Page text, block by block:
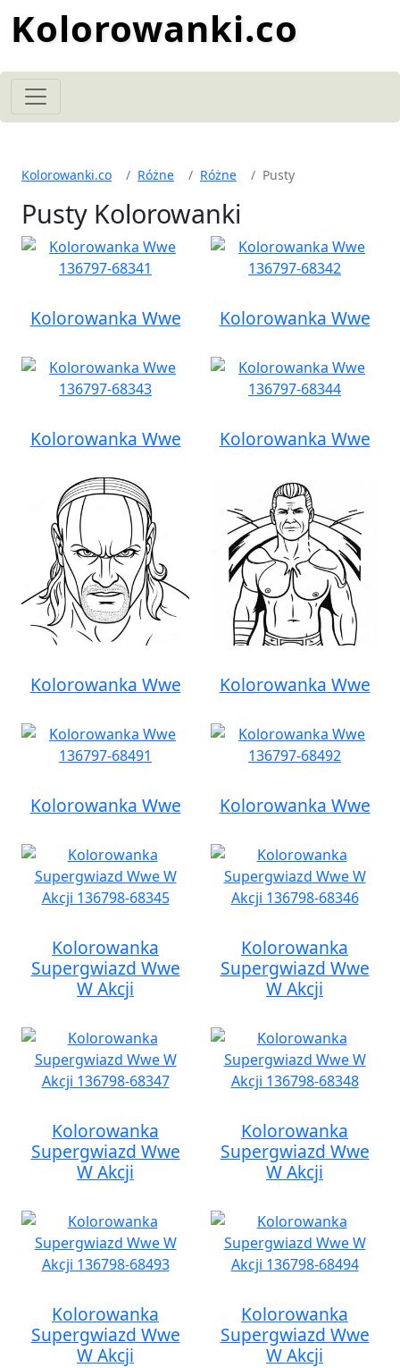
Kolorowanki.co
Kolorowanki.co Różne Różne Pusty
Pusty Kolorowanki
Kolorowanka Wwe Kolorowanka Wwe
Kolorowanka Wwe Kolorowanka Wwe
Kolorowanka Wwe Kolorowanka Wwe
Kolorowanka Wwe Kolorowanka Wwe
Kolorowanka
Supergwiazd Wwe
W Akcji
Kolorowanka
Supergwiazd Wwe
W Akcji
Kolorowanka
Supergwiazd Wwe
W Akcji
Kolorowanka
Supergwiazd Wwe
W Akcji
Kolorowanka
Supergwiazd Wwe
W Akcji
Kolorowanka
Supergwiazd Wwe
W Akcji